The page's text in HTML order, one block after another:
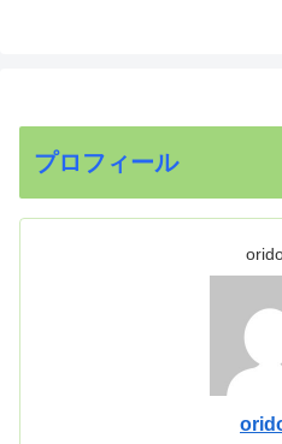
プロフィール